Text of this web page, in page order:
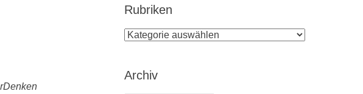
Rubriken
Rubriken
Archiv